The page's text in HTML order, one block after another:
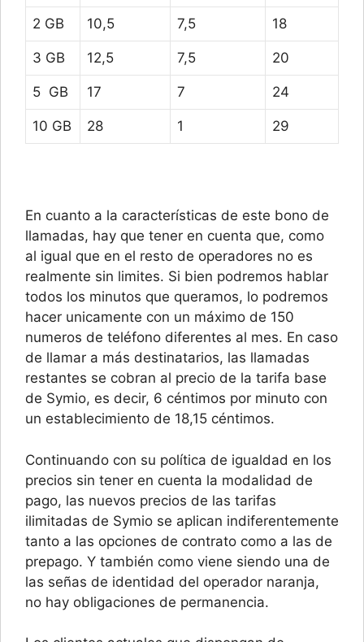
2 GB 10,5 7,5 18
3 GB 12,5 7,5 20
5 GB 17 7 24
10 GB 28 1 29
En cuanto a la características de este bono de
llamadas, hay que tener en cuenta que, como
al igual que en el resto de operadores no es
realmente sin limites. Si bien podremos hablar
todos los minutos que queramos, lo podremos
hacer unicamente con un máximo de 150
numeros de teléfono diferentes al mes. En caso
de llamar a más destinatarios, las llamadas
restantes se cobran al precio de la tarifa base
de Symio, es decir, 6 céntimos por minuto con
un establecimiento de 18,15 céntimos.
Continuando con su política de igualdad en los
precios sin tener en cuenta la modalidad de
pago, las nuevos precios de las tarifas
ilimitadas de Symio se aplican indiferentemente
tanto a las opciones de contrato como a las de
prepago. Y también como viene siendo una de
las señas de identidad del operador naranja,
no hay obligaciones de permanencia.